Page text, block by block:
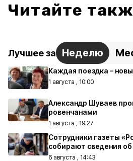
Читайте
Лучшее за Неделю
Каждая поездка –
1 августа , 10:00
Александр Шуваев
ровенчанами
1 августа , 19:27
Сотрудники газеты
собирают сведения
6 августа , 14:43